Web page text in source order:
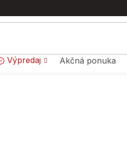
Výpredaj Akčná ponuka